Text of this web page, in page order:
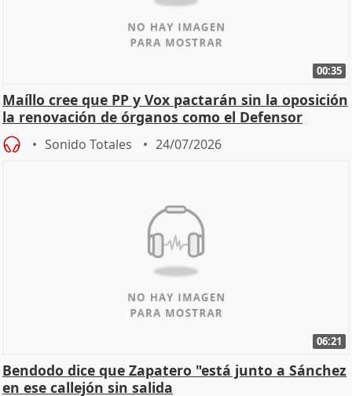
00:35
Maíllo cree que PP y Vox pactarán sin la oposición
la renovación de órganos como el Defensor
Sonido Totales 24/07/2026
06:21
Bendodo dice que Zapatero "está junto a Sánchez
en ese callejón sin salida